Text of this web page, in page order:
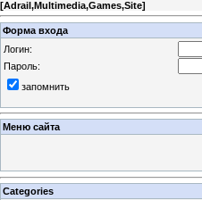
[Adrail,Multimedia,Games,Site]
Форма входа
Логин:
Пароль:
запомнить
Меню сайта
Categories